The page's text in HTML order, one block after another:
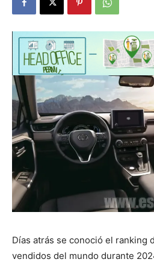
Días atrás se conoció el ranking
vendidos del mundo durante